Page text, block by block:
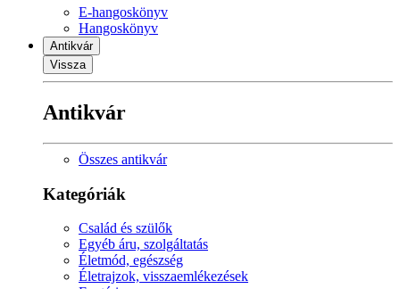
E-hangoskönyv
Hangoskönyv
Antikvár
Vissza
Antikvár
Összes antikvár
Kategóriák
Család és szülők
Egyéb áru, szolgáltatás
Életmód, egészség
Életrajzok, visszaemlékezések